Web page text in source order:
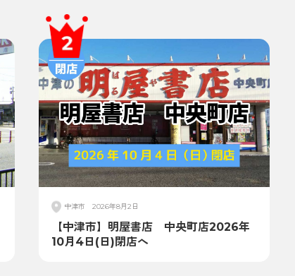
中津市 2026年8月2日
【中津市】明屋書店 中央町店2026年
10月4日(日)閉店へ